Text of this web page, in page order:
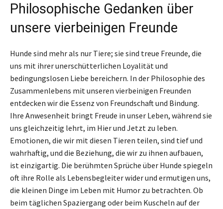
Philosophische Gedanken über
unsere vierbeinigen Freunde
Hunde sind mehr als nur Tiere; sie sind treue Freunde, die
uns mit ihrer unerschütterlichen Loyalität und
bedingungslosen Liebe bereichern. In der Philosophie des
Zusammenlebens mit unseren vierbeinigen Freunden
entdecken wir die Essenz von Freundschaft und Bindung.
Ihre Anwesenheit bringt Freude in unser Leben, während sie
uns gleichzeitig lehrt, im Hier und Jetzt zu leben.
Emotionen, die wir mit diesen Tieren teilen, sind tief und
wahrhaftig, und die Beziehung, die wir zu ihnen aufbauen,
ist einzigartig. Die berühmten Sprüche über Hunde spiegeln
oft ihre Rolle als Lebensbegleiter wider und ermutigen uns,
die kleinen Dinge im Leben mit Humor zu betrachten. Ob
beim täglichen Spaziergang oder beim Kuscheln auf der